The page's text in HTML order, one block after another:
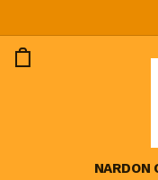
NARDON